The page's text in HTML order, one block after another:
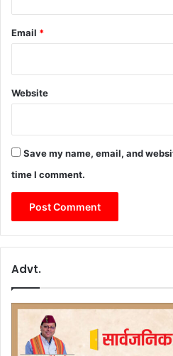
Email *
Website
Save my name, email, and
time I comment.
Advt.